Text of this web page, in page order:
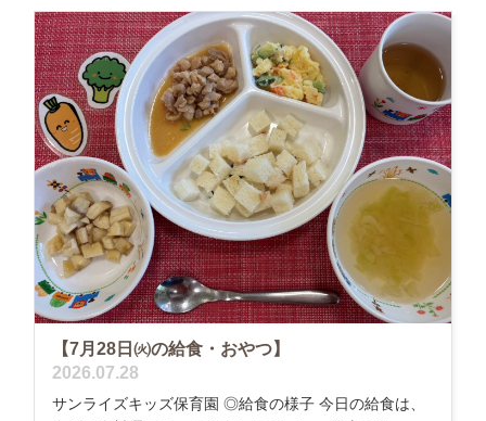
【7月28日㈫の給食・おやつ】
2026.07.28
サンライズキッズ保育園 ◎給食の様子 今日の給食は、